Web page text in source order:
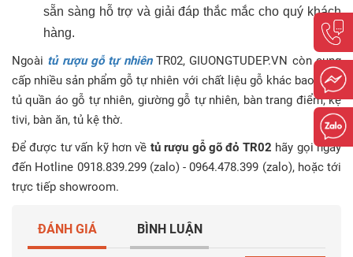
sẵn sàng hỗ trợ và giải đáp thắc mắc cho quý khách
hàng.
Ngoài tủ rượu gỗ tự nhiênTR02, GIUONGTUDEP.VN còn cung
cấp nhiều sản phẩm gỗ tự nhiên với chất liệu gỗ khác bao gồm
tủ quần áo gỗ tự nhiên, giường gỗ tự nhiên, bàn trang điểm, kệ
tivi, bàn ăn, tủ kệ thờ.
Để được tư vấn kỹ hơn về tủ rượu gỗ gõ đỏ TR02 hãy gọi ngay
đến Hotline 0918.839.299 (zalo) - 0964.478.399 (zalo), hoặc tới
trực tiếp showroom.
ĐÁNH GIÁ BÌNH LUẬN